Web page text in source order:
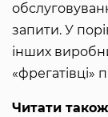
запити. У
інших
«фрегатівці»
Читати